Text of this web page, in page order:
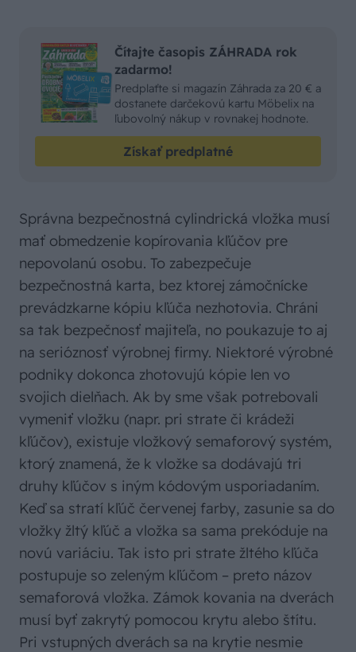
Čítajte časopis ZÁHRADA rok
zadarmo!
Predplaťte si magazín Záhrada za 20 € a
dostanete darčekovú kartu Möbelix na
ľubovolný nákup v rovnakej hodnote.
Získať predplatné
Správna bezpečnostná cylindrická vložka musí
mať obmedzenie kopírovania kľúčov pre
nepovolanú osobu. To zabezpečuje
bezpečnostná karta, bez ktorej zámočnícke
prevádzkarne kópiu kľúča nezhotovia. Chráni
sa tak bezpečnosť majiteľa, no poukazuje to aj
na serióznosť výrobnej firmy. Niektoré výrobné
podniky dokonca zhotovujú kópie len vo
svojich dielňach. Ak by sme však potrebovali
vymeniť vložku (napr. pri strate či krádeži
kľúčov), existuje vložkový semaforový systém,
ktorý znamená, že k vložke sa dodávajú tri
druhy kľúčov s iným kódovým usporiadaním.
Keď sa stratí kľúč červenej farby, zasunie sa do
vložky žltý kľúč a vložka sa sama prekóduje na
novú variáciu. Tak isto pri strate žltého kľúča
postupuje so zeleným kľúčom – preto názov
semaforová vložka. Zámok kovania na dverách
musí byť zakrytý pomocou krytu alebo štítu.
Pri vstupných dverách sa na krytie nesmie